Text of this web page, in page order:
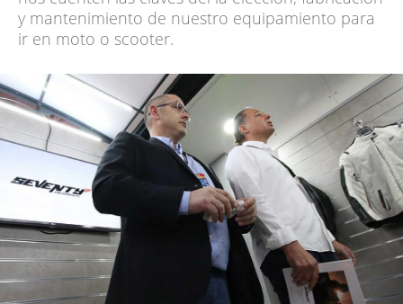
y mantenimiento de nuestro equipamiento para
ir en moto o scooter.